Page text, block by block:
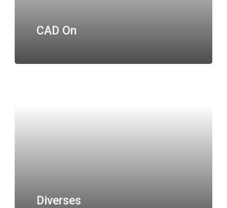
CAD On
Diverses